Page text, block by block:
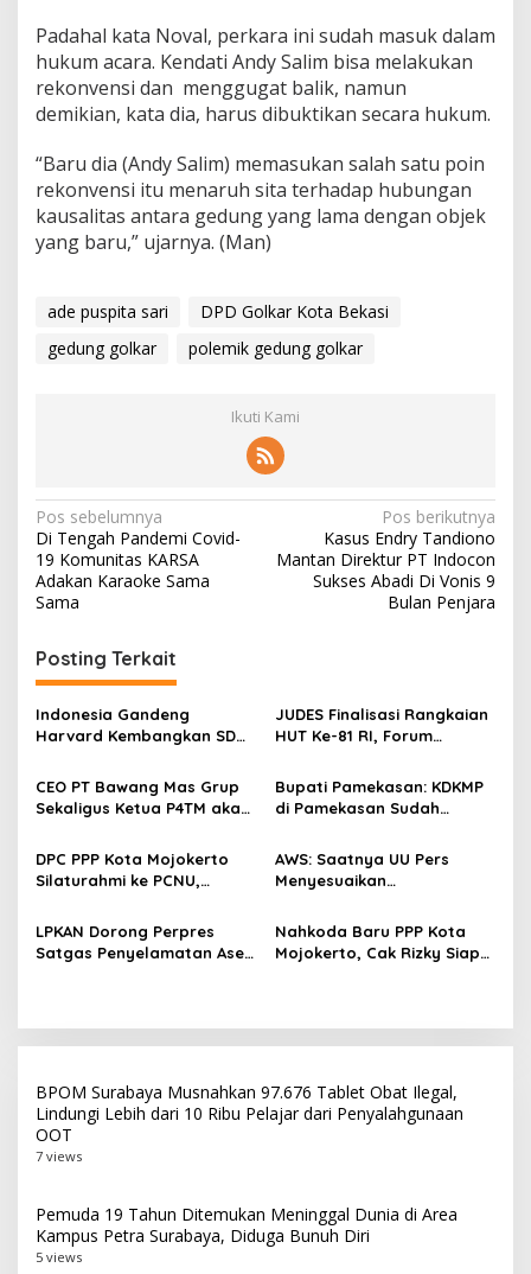
Padahal kata Noval, perkara ini sudah masuk dalam
hukum acara. Kendati Andy Salim bisa melakukan
rekonvensi dan menggugat balik, namun
demikian, kata dia, harus dibuktikan secara hukum.
“Baru dia (Andy Salim) memasukan salah satu poin
rekonvensi itu menaruh sita terhadap hubungan
kausalitas antara gedung yang lama dengan objek
yang baru,” ujarnya. (Man)
ade puspita sari
DPD Golkar Kota Bekasi
gedung golkar
polemik gedung golkar
Ikuti Kami
N
a
v
i
g
a
s
i
p
o
s
Pos sebelumnya
Di Tengah Pandemi Covid-
19 Komunitas KARSA
Adakan Karaoke Sama
Sama
Pos berikutnya
Kasus Endry Tandiono
Mantan Direktur PT Indocon
Sukses Abadi Di Vonis 9
Bulan Penjara
Posting Terkait
Indonesia Gandeng
Harvard Kembangkan SDM
Dunia
JUDES Finalisasi Rangkaian
HUT Ke-81 RI, Forum
Lomba Siap Perkuat
Solidaritas Jurnalis DPRD
CEO PT Bawang Mas Grup
Sekaligus Ketua P4TM akan
Tembakau di Madura
Bupati Pamekasan: KDKMP
di Pamekasan Sudah
Selesai Akhir Juli 2026
DPC PPP Kota Mojokerto
Silaturahmi ke PCNU,
Masyarakat
AWS: Saatnya UU Pers
Menyesuaikan
Digital dan AI
LPKAN Dorong Perpres
Satgas Penyelamatan Aset
Nahkoda Baru PPP Kota
Mojokerto, Cak Rizky Siap
BPOM Surabaya Musnahkan 97.676 Tablet Obat Ilegal,
Lindungi Lebih dari 10 Ribu Pelajar dari Penyalahgunaan
OOT
7 views
Pemuda 19 Tahun Ditemukan Meninggal Dunia di Area
Kampus Petra Surabaya, Diduga Bunuh Diri
5 views